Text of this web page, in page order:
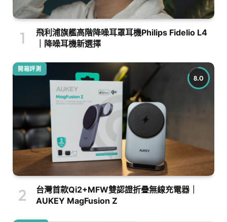
飛利浦旗艦高階降噪耳罩耳機Philips Fidelio L4
｜降噪耳機新選擇
8.0
開箱評測
台灣首款Qi2+MFW雙認證折疊無線充電器｜
AUKEY MagFusion Z